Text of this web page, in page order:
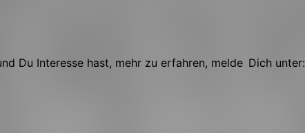
Du Interesse hast, mehr zu erfahren, melde Dich unter: